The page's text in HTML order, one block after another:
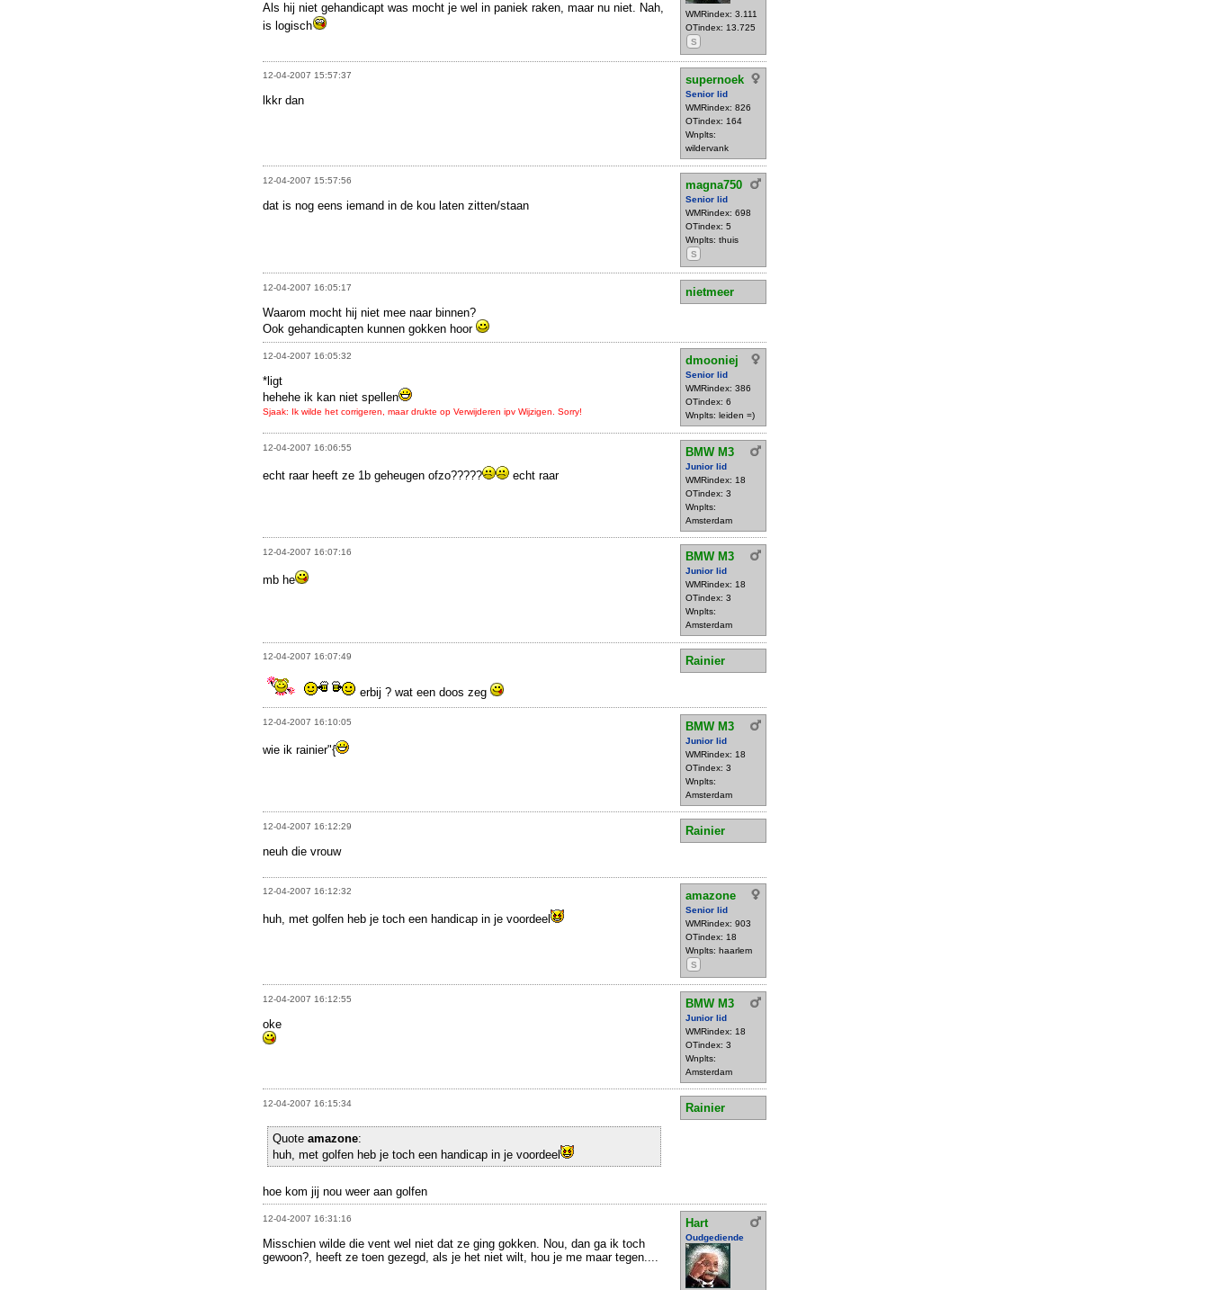
WMRindex: 3.111
OTindex: 13.725
S
Als hij niet gehandicapt was mocht je wel in paniek raken, maar nu niet. Nah,
is logisch
12-04-2007 15:57:37 supernoek
Senior lid
WMRindex: 826
OTindex: 164
Wnplts:
wildervank
lkkr dan
12-04-2007 15:57:56 magna750
Senior lid
WMRindex: 698
OTindex: 5
Wnplts: thuis
S
dat is nog eens iemand in de kou laten zitten/staan
12-04-2007 16:05:17
nietmeer
Waarom mocht hij niet mee naar binnen?
Ook gehandicapten kunnen gokken hoor
12-04-2007 16:05:32 dmooniej
Senior lid
WMRindex: 386
OTindex: 6
Wnplts: leiden =)
*ligt
hehehe ik kan niet spellen
Sjaak: Ik wilde het corrigeren, maar drukte op Verwijderen ipv Wijzigen. Sorry!
12-04-2007 16:06:55 BMW M3
Junior lid
WMRindex: 18
OTindex: 3
Wnplts:
Amsterdam
echt raar heeft ze 1b geheugen ofzo????? echt raar
12-04-2007 16:07:16 BMW M3
Junior lid
WMRindex: 18
OTindex: 3
Wnplts:
Amsterdam
mb he
12-04-2007 16:07:49 Rainier
erbij ? wat een doos zeg
12-04-2007 16:10:05 BMW M3
Junior lid
WMRindex: 18
OTindex: 3
Wnplts:
Amsterdam
wie ik rainier"{
12-04-2007 16:12:29
Rainier
neuh die vrouw
12-04-2007 16:12:32 amazone
Senior lid
WMRindex: 903
OTindex: 18
Wnplts: haarlem
S
huh, met golfen heb je toch een handicap in je voordeel
12-04-2007 16:12:55 BMW M3
Junior lid
WMRindex: 18
OTindex: 3
Wnplts:
Amsterdam
oke
12-04-2007 16:15:34 Rainier
Quote amazone:
huh, met golfen heb je toch een handicap in je voordeel
hoe kom jij nou weer aan golfen
12-04-2007 16:31:16 Hart
Oudgediende
Misschien wilde die vent wel niet dat ze ging gokken. Nou, dan ga ik toch
gewoon?, heeft ze toen gezegd, als je het niet wilt, hou je me maar tegen....